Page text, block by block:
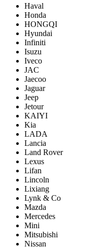
Haval
Honda
HONGQI
Hyundai
Infiniti
Isuzu
Iveco
JAC
Jaecoo
Jaguar
Jeep
Jetour
KAIYI
Kia
LADA
Lancia
Land Rover
Lexus
Lifan
Lincoln
Lixiang
Lynk & Co
Mazda
Mercedes
Mini
Mitsubishi
Nissan